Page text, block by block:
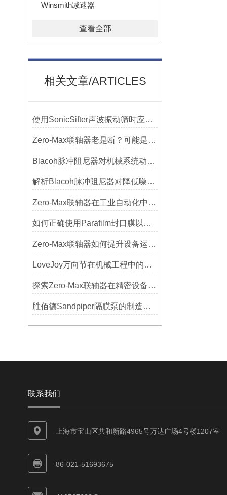
Winsmith减速器
查看全部
相关文章/ARTICLES
使用SonicSifter声波振动筛时应注意的几个方面
Zero-Max联轴器老是断？可能是选型没考虑径向偏差
Blacoh脉冲阻尼器对机械系统动态特性的影响分析
解析Blacoh脉冲阻尼器对降低噪音的显著作用
Zero-Max联轴器在工业自动化中的关键作用
如何正确使用Parafilm封口膜以确保实验结果的准确性？
Zero-Max联轴器如何提升设备运行精度？
LoveJoy万向节在机械工程中的重要性
探索Zero-Max联轴器在精密设备中的优势
胜佰德Sandpiper隔膜泵的制造工艺和技术难点
联系我们
上海市宝山区共和新路4965号万达广场4号楼1207室
86-021-51693675